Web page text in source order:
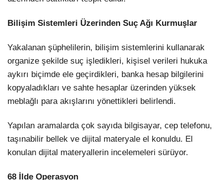
Bilişim Sistemleri Üzerinden Suç Ağı Kurmuşlar
Yakalanan şüphelilerin, bilişim sistemlerini kullanarak
organize şekilde suç işledikleri, kişisel verileri hukuka
aykırı biçimde ele geçirdikleri, banka hesap bilgilerini
kopyaladıkları ve sahte hesaplar üzerinden yüksek
meblağlı para akışlarını yönettikleri belirlendi.
Yapılan aramalarda çok sayıda bilgisayar, cep telefonu,
taşınabilir bellek ve dijital materyale el konuldu. El
konulan dijital materyallerin incelemeleri sürüyor.
68 İlde Operasyon